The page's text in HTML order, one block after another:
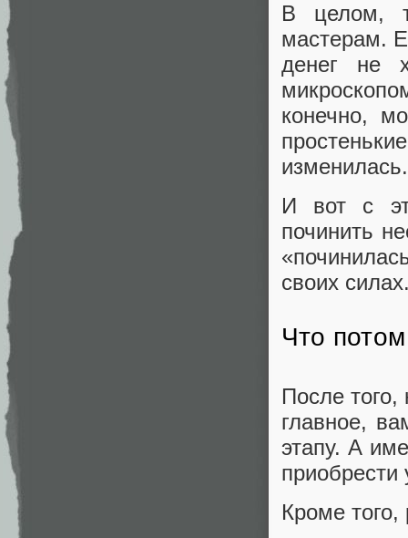
В целом,
мастерам.
денег не
конечно,
изменилась.
И вот с
починить
своих
Что потом
После того,
главное,
этапу. А
Кроме